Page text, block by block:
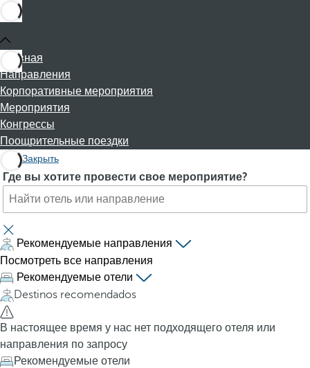
Главная
Направления
Корпоративные мероприятия
Мероприятия
Конгрессы
Поощрительные поездки
Закрыть
Где вы хотите провести свое мероприятие?
П
и
с
к
о
т
е
л
я
,
н
P
e
s
s
i
n
g
t
h
e
d
Рекомендуемые направления
Посмотреть все направления
Рекомендуемые отели
Destinos recomendados
В настоящее время у нас нет подходящего отеля или
направления по запросу
Рекомендуемые отели